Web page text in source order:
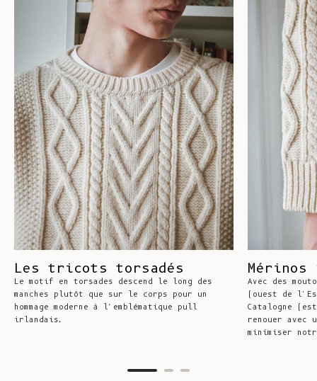
Les tricots torsadés
Le motif en torsades descend le long des
manches plutôt que sur le corps pour un
hommage moderne à l'emblématique pull
irlandais.
Mérinos
Avec des
(ouest de
Catalogne
renouer avec
minimiser